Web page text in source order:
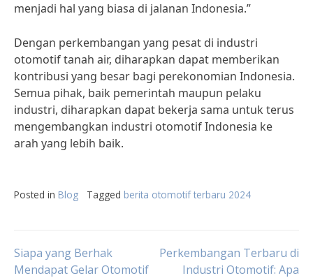
menjadi hal yang biasa di jalanan Indonesia.”
Dengan perkembangan yang pesat di industri
otomotif tanah air, diharapkan dapat memberikan
kontribusi yang besar bagi perekonomian Indonesia.
Semua pihak, baik pemerintah maupun pelaku
industri, diharapkan dapat bekerja sama untuk terus
mengembangkan industri otomotif Indonesia ke
arah yang lebih baik.
Posted in Blog Tagged berita otomotif terbaru 2024
Post
Siapa yang Berhak
Mendapat Gelar Otomotif
Perkembangan Terbaru di
Industri Otomotif: Apa